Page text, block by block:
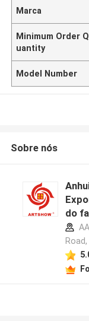
Marca
Minimum Order Q
uantity
Model Number
Sobre nós
do